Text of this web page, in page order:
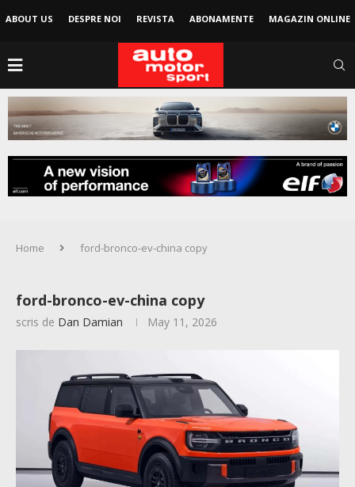
ABOUT US DESPRE NOI REVISTA ABONAMENTE MAGAZIN ONLINE
Home ford-bronco-ev-china copy
ford-bronco-ev-china copy
scris de Dan Damian May 11, 2026